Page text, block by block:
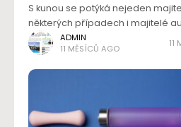
S kunou se potýká nejeden
některých případech i majitelé
nevítaného návštěvníka může
právě z toho důvodu
ADMIN
11 MĚSÍCŮ AGO
11